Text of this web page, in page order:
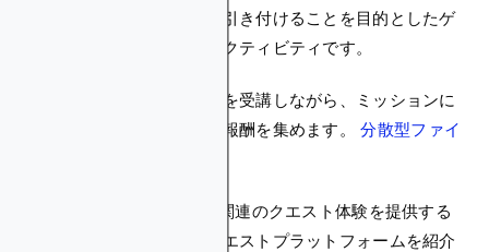
のコンセプトにユーザーを引き付けることを目的としたゲ
ーミフィケーション型のアクティビティです。
暗号通貨の短期集中コースを受講しながら、ミッションに
乗り出し、パズルを解き、報酬を集めます。分散型ファイ
Web3クエストでは、暗号関連のクエスト体験を提供する
ユニークで冒険的な暗号クエストプラットフォームを紹介